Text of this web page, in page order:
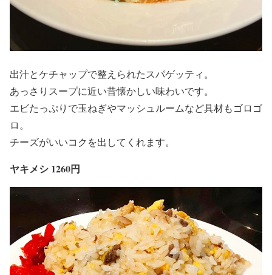
出汁とケチャップで整えられたスパゲッティ。
あっさりスープに近い昔懐かしい味わいです。
エビたっぷりで玉ねぎやマッシュルームなど具材もゴロゴ
ロ。
チーズがいいコクを出してくれます。
ヤキメシ 1260円